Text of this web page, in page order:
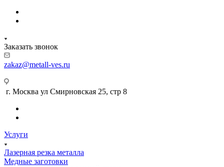
Заказать звонок
zakaz@metall-ves.ru
г. Москва ул Смирновская 25, стр 8
Услуги
Лазерная резка металла
Медные заготовки